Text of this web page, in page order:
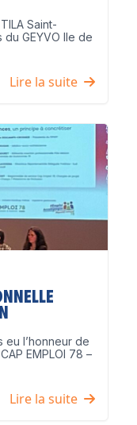
Saint-
GEYVO Ile de
Lire la suite
l’honneur de
EMPLOI 78 –
Lire la suite